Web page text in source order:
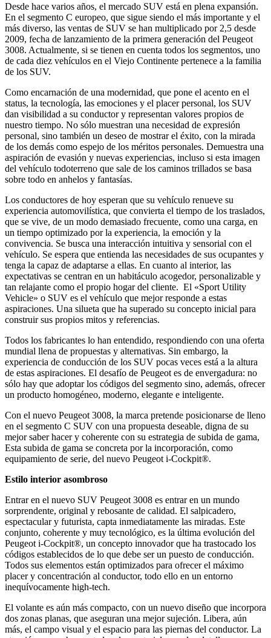
Desde hace varios años, el mercado SUV está en plena expansión.
En el segmento C europeo, que sigue siendo el más importante y el
más diverso, las ventas de SUV se han multiplicado por 2,5 desde
2009, fecha de lanzamiento de la primera generación del Peugeot
3008. Actualmente, si se tienen en cuenta todos los segmentos, uno
de cada diez vehículos en el Viejo Continente pertenece a la familia
de los SUV.
Como encarnación de una modernidad, que pone el acento en el
status, la tecnología, las emociones y el placer personal, los SUV
dan visibilidad a su conductor y representan valores propios de
nuestro tiempo. No sólo muestran una necesidad de expresión
personal, sino también un deseo de mostrar el éxito, con la mirada
de los demás como espejo de los méritos personales. Demuestra una
aspiración de evasión y nuevas experiencias, incluso si esta imagen
del vehículo todoterreno que sale de los caminos trillados se basa
sobre todo en anhelos y fantasías.
Los conductores de hoy esperan que su vehículo renueve su
experiencia automovilística, que convierta el tiempo de los traslados,
que se vive, de un modo demasiado frecuente, como una carga, en
un tiempo optimizado por la experiencia, la emoción y la
convivencia. Se busca una interacción intuitiva y sensorial con el
vehículo. Se espera que entienda las necesidades de sus ocupantes y
tenga la capaz de adaptarse a ellas. En cuanto al interior, las
expectativas se centran en un habitáculo acogedor, personalizable y
tan relajante como el propio hogar del cliente. El «Sport Utility
Vehicle» o SUV es el vehículo que mejor responde a estas
aspiraciones. Una silueta que ha superado su concepto inicial para
construir sus propios mitos y referencias.
Todos los fabricantes lo han entendido, respondiendo con una oferta
mundial llena de propuestas y alternativas. Sin embargo, la
experiencia de conducción de los SUV pocas veces está a la altura
de estas aspiraciones. El desafío de Peugeot es de envergadura: no
sólo hay que adoptar los códigos del segmento sino, además, ofrecer
un producto homogéneo, moderno, elegante e inteligente.
Con el nuevo Peugeot 3008, la marca pretende posicionarse de lleno
en el segmento C SUV con una propuesta deseable, digna de su
mejor saber hacer y coherente con su estrategia de subida de gama,
Esta subida de gama se concreta por la incorporación, como
equipamiento de serie, del nuevo Peugeot i-Cockpit®.
Estilo interior asombroso
Entrar en el nuevo SUV Peugeot 3008 es entrar en un mundo
sorprendente, original y rebosante de calidad. El salpicadero,
espectacular y futurista, capta inmediatamente las miradas. Este
conjunto, coherente y muy tecnológico, es la última evolución del
Peugeot i-Cockpit®, un concepto innovador que ha trastocado los
códigos establecidos de lo que debe ser un puesto de conducción.
Todos sus elementos están optimizados para ofrecer el máximo
placer y concentración al conductor, todo ello en un entorno
inequívocamente high-tech.
El volante es aún más compacto, con un nuevo diseño que incorpora
dos zonas planas, que aseguran una mejor sujeción. Libera, aún
más, el campo visual y el espacio para las piernas del conductor. La